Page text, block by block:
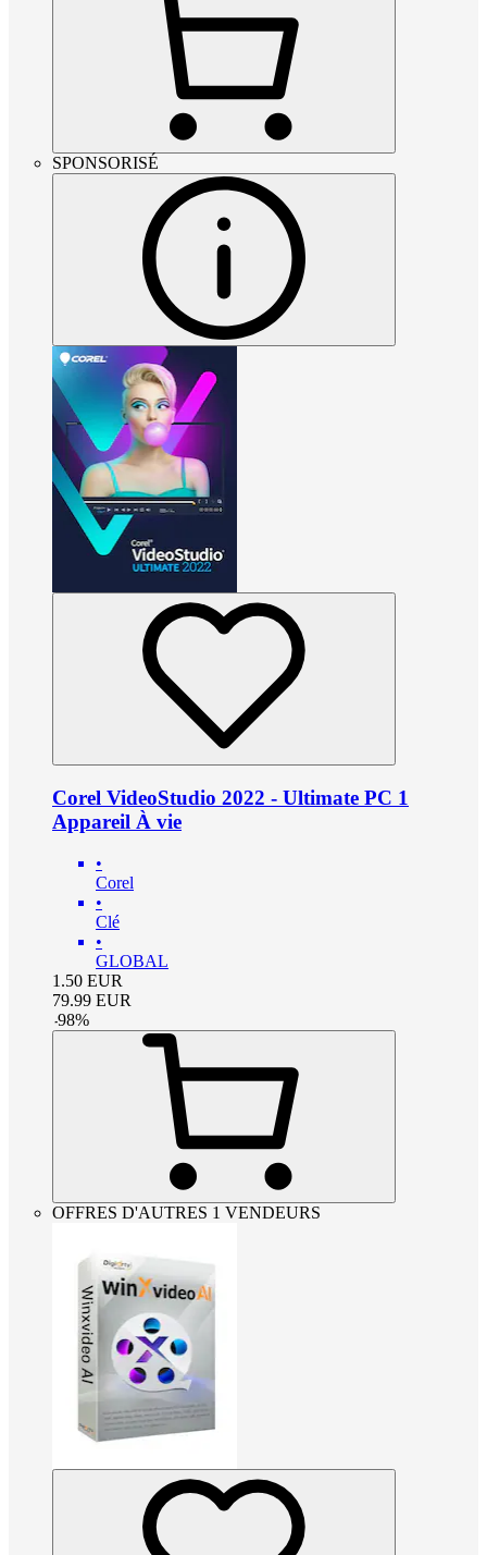
SPONSORISÉ
Corel VideoStudio 2022 - Ultimate PC 1
Appareil À vie
•
Corel
•
Clé
•
GLOBAL
1.50 EUR
79.99 EUR
-98%
OFFRES D'AUTRES 1 VENDEURS